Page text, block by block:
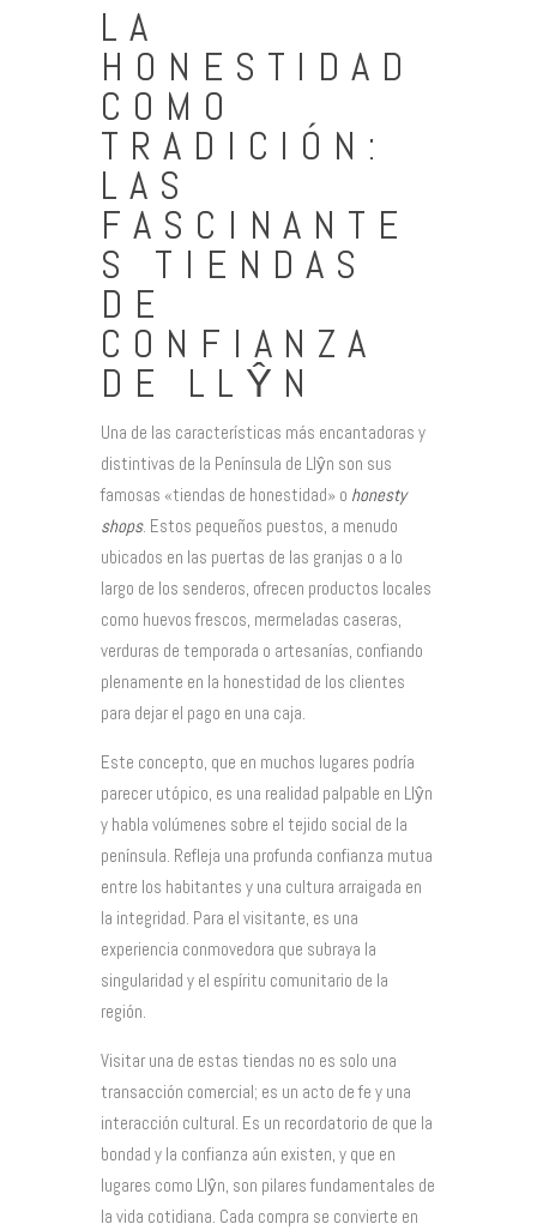
LA
HONESTIDAD
COMO
TRADICIÓN:
LAS
FASCINANTE
S TIENDAS
DE
CONFIANZA
DE LLŶN
Una de las características más encantadoras y
distintivas de la Península de Llŷn son sus
famosas «tiendas de honestidad» o honesty
shops. Estos pequeños puestos, a menudo
ubicados en las puertas de las granjas o a lo
largo de los senderos, ofrecen productos locales
como huevos frescos, mermeladas caseras,
verduras de temporada o artesanías, confiando
plenamente en la honestidad de los clientes
para dejar el pago en una caja.
Este concepto, que en muchos lugares podría
parecer utópico, es una realidad palpable en Llŷn
y habla volúmenes sobre el tejido social de la
península. Refleja una profunda confianza mutua
entre los habitantes y una cultura arraigada en
la integridad. Para el visitante, es una
experiencia conmovedora que subraya la
singularidad y el espíritu comunitario de la
región.
Visitar una de estas tiendas no es solo una
transacción comercial; es un acto de fe y una
interacción cultural. Es un recordatorio de que la
bondad y la confianza aún existen, y que en
lugares como Llŷn, son pilares fundamentales de
la vida cotidiana. Cada compra se convierte en